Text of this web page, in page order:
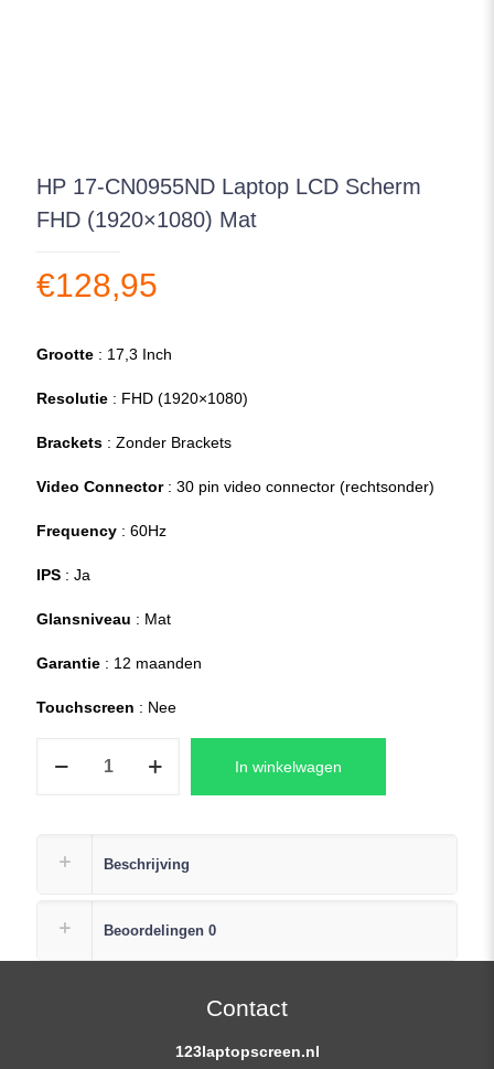
HP 17-CN0955ND Laptop LCD Scherm
FHD (1920×1080) Mat
€128,95
Grootte : 17,3 Inch
Resolutie : FHD (1920×1080)
Brackets : Zonder Brackets
Video Connector: 30 pin video connector (rechtsonder)
Frequency : 60Hz
IPS : Ja
Glansniveau : Mat
Garantie : 12 maanden
Touchscreen : Nee
LCD
In winkelwagen
Beschrijving
Beoordelingen 0
Contact
123laptopscreen.nl